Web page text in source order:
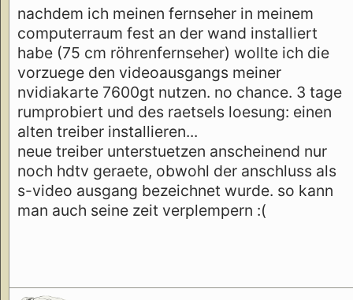
nachdem ich meinen fernseher in meinem
computerraum fest an der wand installiert
habe (75 cm röhrenfernseher) wollte ich die
vorzuege den videoausgangs meiner
nvidiakarte 7600gt nutzen. no chance. 3 tage
rumprobiert und des raetsels loesung: einen
alten treiber installieren...
neue treiber unterstuetzen anscheinend nur
noch hdtv geraete, obwohl der anschluss als
s-video ausgang bezeichnet wurde. so kann
man auch seine zeit verplempern :(